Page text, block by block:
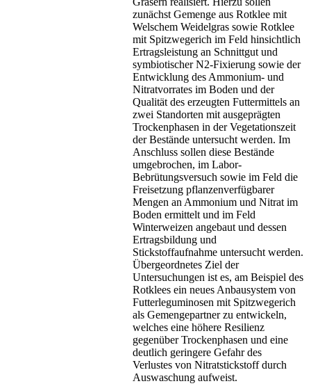
zunächst Gemenge aus Rotklee mit
Welschem Weidelgras sowie Rotklee
mit Spitzwegerich im Feld hinsichtlich
Ertragsleistung an Schnittgut und
symbiotischer N2-Fixierung sowie der
Entwicklung des Ammonium- und
Nitratvorrates im Boden und der
Qualität des erzeugten Futtermittels an
zwei Standorten mit ausgeprägten
Trockenphasen in der Vegetationszeit
der Bestände untersucht werden. Im
Anschluss sollen diese Bestände
umgebrochen, im Labor-
Bebrütungsversuch sowie im Feld die
Freisetzung pflanzenverfügbarer
Mengen an Ammonium und Nitrat im
Boden ermittelt und im Feld
Winterweizen angebaut und dessen
Ertragsbildung und
Stickstoffaufnahme untersucht werden.
Übergeordnetes Ziel der
Untersuchungen ist es, am Beispiel des
Rotklees ein neues Anbausystem von
Futterleguminosen mit Spitzwegerich
als Gemengepartner zu entwickeln,
welches eine höhere Resilienz
gegenüber Trockenphasen und eine
deutlich geringere Gefahr des
Verlustes von Nitratstickstoff durch
Auswaschung aufweist.